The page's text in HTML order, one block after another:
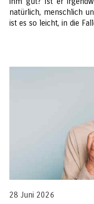
natürlich, menschlich
ist es so leicht, in die
28 Juni 2026